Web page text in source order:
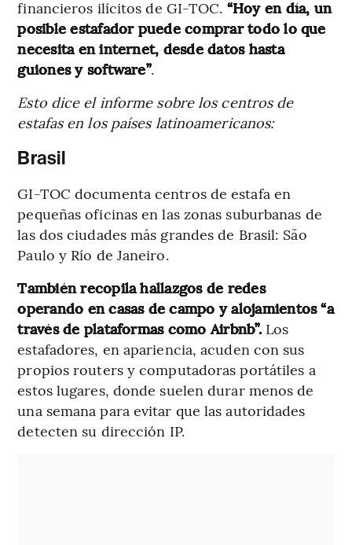
financieros ilícitos de GI-TOC. “Hoy en día, un
posible estafador puede comprar todo lo que
necesita en internet, desde datos hasta
guiones y software”.
Esto dice el informe sobre los centros de
estafas en los países latinoamericanos:
Brasil
GI-TOC documenta centros de estafa en
pequeñas oficinas en las zonas suburbanas de
las dos ciudades más grandes de Brasil: São
Paulo y Río de Janeiro.
También recopila hallazgos de redes
operando en casas de campo y alojamientos “a
través de plataformas como Airbnb”. Los
estafadores, en apariencia, acuden con sus
propios routers y computadoras portátiles a
estos lugares, donde suelen durar menos de
una semana para evitar que las autoridades
detecten su dirección IP.